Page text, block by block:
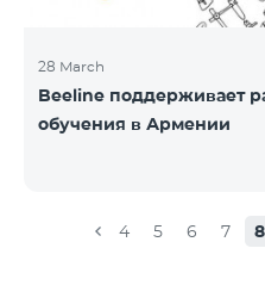
28 March
Beeline поддерживает
обучения в Армении
4 5 6 7 8